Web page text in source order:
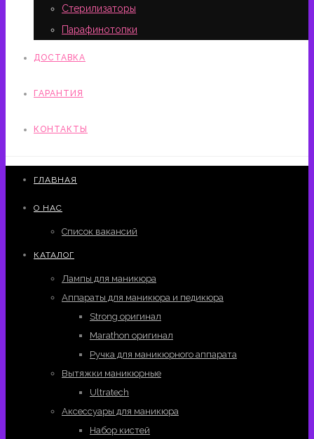
Стерилизаторы
Парафинотопки
ДОСТАВКА
ГАРАНТИЯ
КОНТАКТЫ
ГЛАВНАЯ
О НАС
Список вакансий
КАТАЛОГ
Лампы для маникюра
Аппараты для маникюра и педикюра
Strong оригинал
Marathon оригинал
Ручка для маникюрного аппарата
Вытяжки маникюрные
Ultratech
Аксессуары для маникюра
Набор кистей